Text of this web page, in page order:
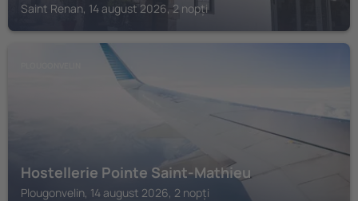
Saint Renan, 14 august 2026, 2 nopți
Hostellerie Pointe Saint-Mathieu
Plougonvelin, 14 august 2026, 2 nopți